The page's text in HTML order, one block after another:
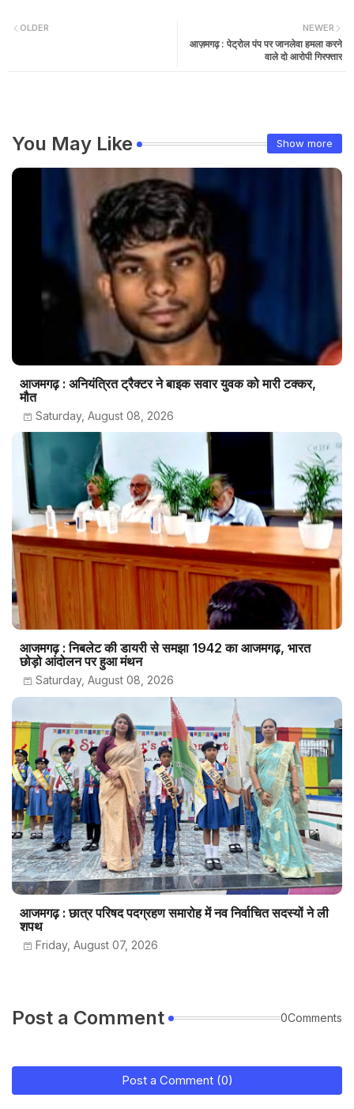
NEWER
आज़मगढ़ : पेट्रोल पंप पर जानलेवा हमला करने
वाले दो आरोपी गिरफ्तार
OLDER
You May Like Show more
आजमगढ़ : अनियंत्रित ट्रैक्टर ने बाइक सवार युवक को मारी टक्कर,
मौत
Saturday, August 08, 2026
आजमगढ़ : निबलेट की डायरी से समझा 1942 का आजमगढ़, भारत
छोड़ो आंदोलन पर हुआ मंथन
Saturday, August 08, 2026
आजमगढ़ : छात्र परिषद पदग्रहण समारोह में नव निर्वाचित सदस्यों ने ली
शपथ
Friday, August 07, 2026
Post a Comment 0Comments
Post a Comment (0)